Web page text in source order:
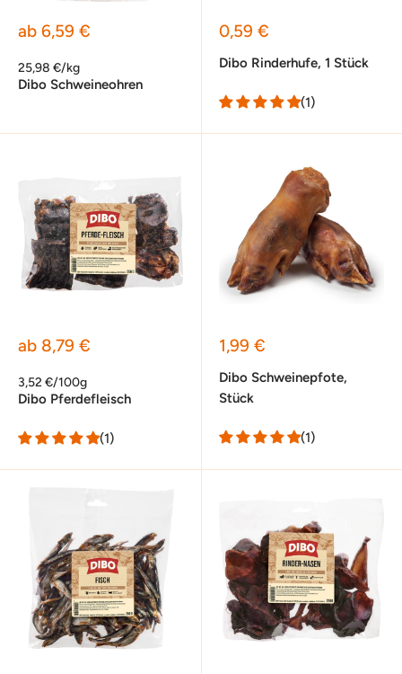
Sonderpreis
ab 6,59 €
25,98 €/kg
Dibo Schweineohren
Sonderpreis
0,59 €
Dibo Rinderhufe, 1 Stück
(1)
Sonderpreis
ab 8,79 €
3,52 €/100g
Dibo Pferdefleisch
(1)
Sonderpreis
1,99 €
Dibo Schweinepfote,
Stück
(1)